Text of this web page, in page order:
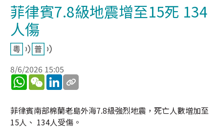
菲律賓7.8級地震增至15死 134
人傷
8/6/2026 15:05
WhatsApp
WeChatLinkedIn
菲律賓南部棉蘭老島外海7.8級強烈地震，死亡人數增加至
15人、 134人受傷。